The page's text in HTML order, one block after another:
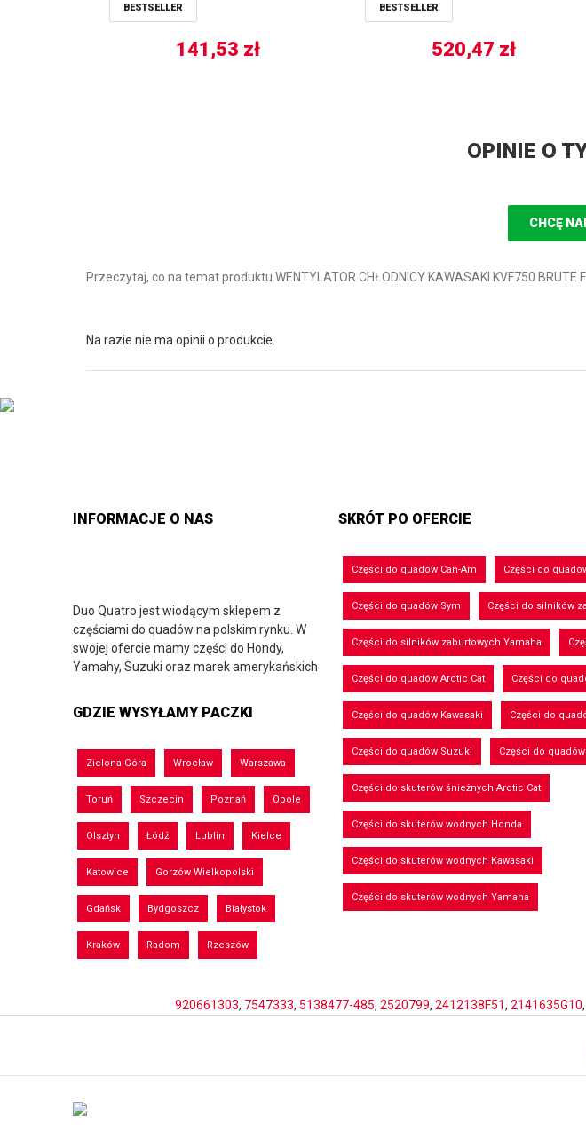
BESTSELLER
141,53 zł
BESTSELLER
520,47 zł
OPINIE O
CHCĘ
Przeczytaj, co na temat produktu WENTYLATOR CHŁODNICY KAWASAKI KVF750 BRUTE
Na razie nie ma opinii o produkcie.
INFORMACJE O NAS
Duo Quatro jest wiodącym sklepem z
częściami do quadów na polskim rynku. W
swojej ofercie mamy części do Hondy,
Yamahy, Suzuki oraz marek amerykańskich
GDZIE WYSYŁAMY PACZKI
Zielona Góra Wrocław Warszawa
Toruń Szczecin Poznań Opole
Olsztyn Łódź Lublin Kielce
Katowice Gorzów Wielkopolski
Gdańsk Bydgoszcz Białystok
Kraków Radom Rzeszów
SKRÓT PO OFERCIE
Części do quadów Can-Am Części do
Części do quadów Sym Części do silników
Części do silników zaburtowych Yamaha
Części do quadów Arctic Cat Części do
Części do quadów Kawasaki Części do
Części do quadów Suzuki Części do
Części do skuterów śnieżnych Arctic Cat
Części do skuterów wodnych Honda
Części do skuterów wodnych Kawasaki
Części do skuterów wodnych Yamaha
920661303, 7547333, 5138477-485, 2520799, 2412138F51, 2141635G10,